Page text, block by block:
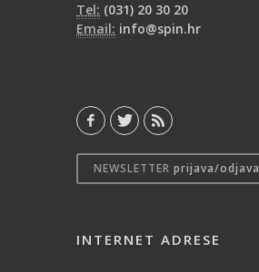
Tel: (031) 20 30 20
Email: info@spin.hr
NEWSLETTER prijava/odjava
INTERNET ADRESE